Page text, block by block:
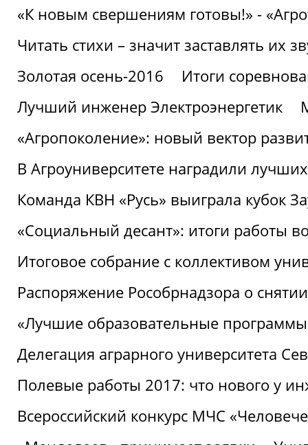
«К новым свершениям готовы!» -
Читать стихи – значит заставлять их
Золотая осень-2016
Итоги
Лучший инженер Электроэнергетик
«Агропоколение»: новый вектор
В Агроуниверситете наградили
Команда КВН «Русь» выиграла кубок
«Социальный десант»: итоги работы
Итоговое собрание с коллективом
Распоряжение Рособрнадзора о
«Лучшие образовательные
Делегация аграрного университета
Полевые работы 2017: что нового у
Всероссийский конкурс МЧС